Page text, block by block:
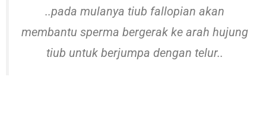
..pada mulanya tiub fallopian akan
membantu sperma bergerak ke arah hujung
tiub untuk berjumpa dengan telur..